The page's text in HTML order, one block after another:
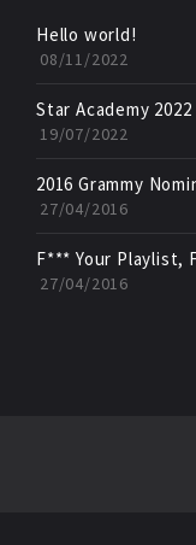
Hello world!
08/11/2022
Star Academy 2022
19/07/2022
2016 Grammy
27/04/2016
F*** Your Playlist,
27/04/2016